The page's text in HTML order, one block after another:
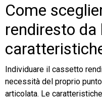
Come
rendiresto da
Individuare il cassetto
necessità del proprio
articolata. Le